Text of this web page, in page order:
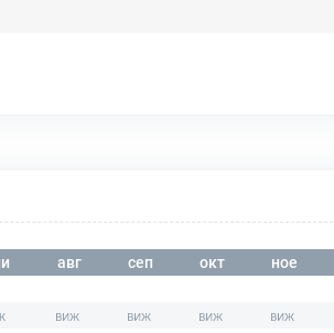
авг сеп окт ное